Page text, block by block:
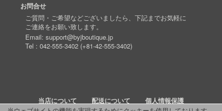
お問合せ
ご質問・ご希望などございましたら、下記までお気軽に
ご連絡をお願い致します。
Email: support@byjboutique.jp
Tel : 042-555-3402(+81-42-555-3402)
当店について 配送について 個人情報保護